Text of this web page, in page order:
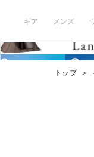
ギア メンズ
トップ ＞